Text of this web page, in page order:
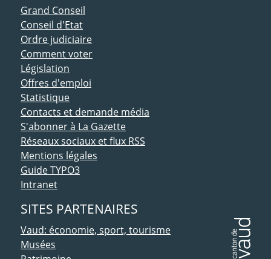
ACCÈS DIRECT
Grand Conseil
Conseil d'Etat
Ordre judiciaire
Comment voter
Législation
Offres d'emploi
Statistique
Contacts et demande média
S'abonner à La Gazette
Réseaux sociaux et flux RSS
Mentions légales
Guide TYPO3
Intranet
SITES PARTENAIRES
Vaud: économie, sport, tourisme
Musées